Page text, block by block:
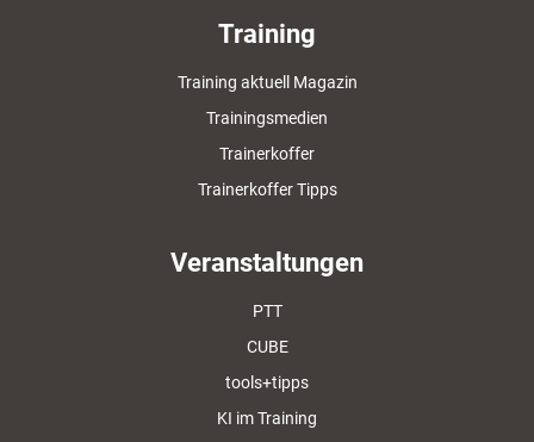
Training
Training aktuell Magazin
Trainingsmedien
Trainerkoffer
Trainerkoffer Tipps
Veranstaltungen
PTT
CUBE
tools+tipps
KI im Training